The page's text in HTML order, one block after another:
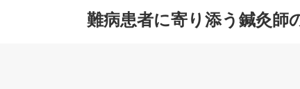
難病患者に寄り添う鍼灸師